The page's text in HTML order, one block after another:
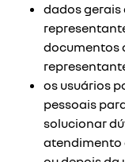
dados gerais
documentos
os usuários
pessoais
solucionar
atendimento